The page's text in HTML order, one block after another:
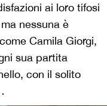
ai loro tifosi
nessuna è
Camila Giorgi,
sua partita
con il solito